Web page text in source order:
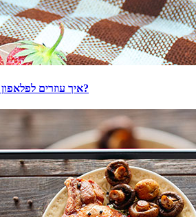
איך עוזרים לפלאפון להתמודד עם אתגרי הקיץ?